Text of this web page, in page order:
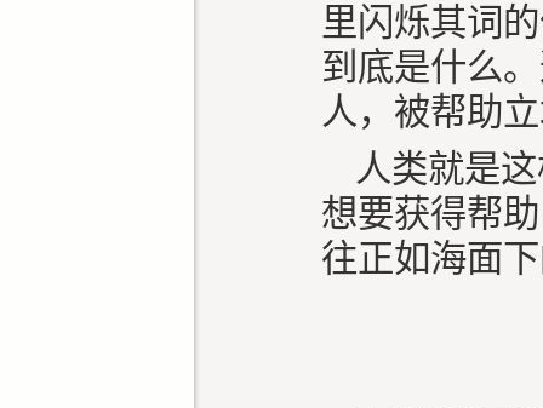
里闪烁其词
到底是什么
人，被帮助
人类就是
想要获得帮
往正如海面